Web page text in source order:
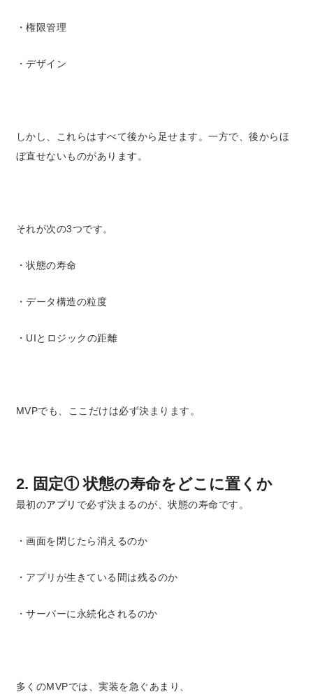
・権限管理
・デザイン
しかし、これらはすべて後から足せます。一方で、後からほ
ぼ直せないものがあります。
それが次の3つです。
・状態の寿命
・データ構造の粒度
・UIとロジックの距離
MVPでも、ここだけは必ず決まります。
2. 固定① 状態の寿命をどこに置くか
最初のアプリ で必ず決まるのが、状態の寿命です。
・画面を閉じたら消えるのか
・アプリが生きている間は残るのか
・サーバーに永続化されるのか
多くのMVPでは、実装を急ぐあまり、